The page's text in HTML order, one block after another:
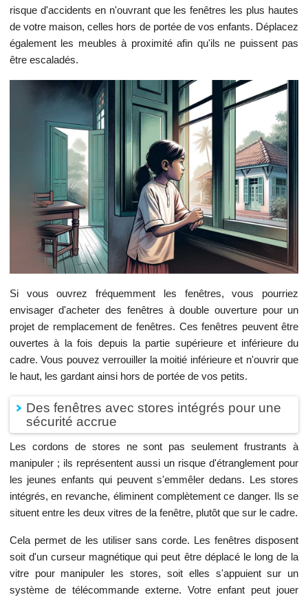
risque d'accidents en n'ouvrant que les fenêtres les plus hautes
de votre maison, celles hors de portée de vos enfants. Déplacez
également les meubles à proximité afin qu'ils ne puissent pas
être escaladés.
Si vous ouvrez fréquemment les fenêtres, vous pourriez
envisager d'acheter des fenêtres à double ouverture pour un
projet de remplacement de fenêtres. Ces fenêtres peuvent être
ouvertes à la fois depuis la partie supérieure et inférieure du
cadre. Vous pouvez verrouiller la moitié inférieure et n'ouvrir que
le haut, les gardant ainsi hors de portée de vos petits.
Des fenêtres avec stores intégrés pour une
sécurité accrue
Les cordons de stores ne sont pas seulement frustrants à
manipuler ; ils représentent aussi un risque d'étranglement pour
les jeunes enfants qui peuvent s'emmêler dedans. Les stores
intégrés, en revanche, éliminent complètement ce danger. Ils se
situent entre les deux vitres de la fenêtre, plutôt que sur le cadre.
Cela permet de les utiliser sans corde. Les fenêtres disposent
soit d'un curseur magnétique qui peut être déplacé le long de la
vitre pour manipuler les stores, soit elles s'appuient sur un
système de télécommande externe. Votre enfant peut jouer